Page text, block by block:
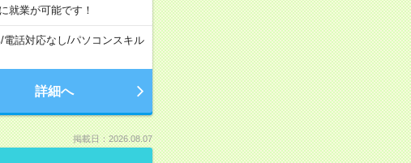
就業が可能です！
/電話対応なし/パソコンスキル
詳細へ
掲載日：2026.08.07